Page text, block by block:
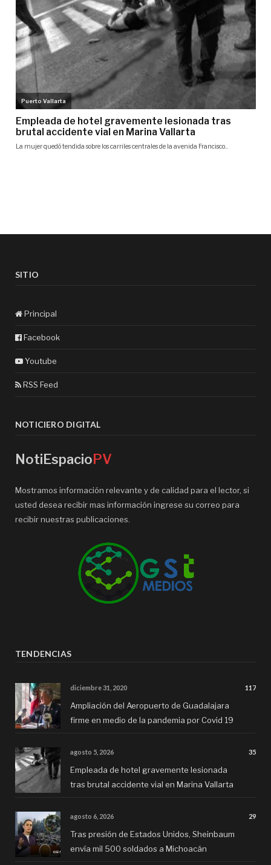
SITIO
Principal
Facebook
Youtube
RSS Feed
NOTICIERO DIGITAL
NotiEspacioPV
Mostramos información relevante y de calidad para el lector, si
usted desea recibir mas información ingrese su correo para
recibir nuestras publicaciones.
TENDENCIAS
diciembre 31, 2020 117
Ampliación del Aeropuerto de Guadalajara
firme en medio de la pandemia por Covid 19
agosto 5, 2026 35
Empleada de hotel gravemente lesionada
tras brutal accidente vial en Marina Vallarta
agosto 6, 2026 29
Tras presión de Estados Unidos, Sheinbaum
envía mil 500 soldados a Michoacán